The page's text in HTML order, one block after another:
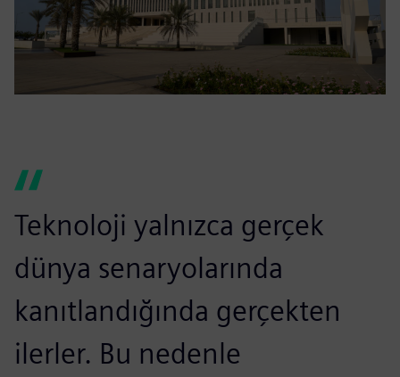
Teknoloji yalnızca gerçek
dünya senaryolarında
kanıtlandığında gerçekten
ilerler. Bu nedenle